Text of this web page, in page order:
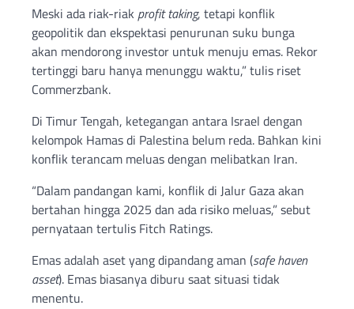
Meski ada riak-riak profit taking, tetapi konflik
geopolitik dan ekspektasi penurunan suku bunga
akan mendorong investor untuk menuju emas. Rekor
tertinggi baru hanya menunggu waktu,” tulis riset
Commerzbank.
Di Timur Tengah, ketegangan antara Israel dengan
kelompok Hamas di Palestina belum reda. Bahkan kini
konflik terancam meluas dengan melibatkan Iran.
“Dalam pandangan kami, konflik di Jalur Gaza akan
bertahan hingga 2025 dan ada risiko meluas,” sebut
pernyataan tertulis Fitch Ratings.
Emas adalah aset yang dipandang aman (safe haven
asset). Emas biasanya diburu saat situasi tidak
menentu.